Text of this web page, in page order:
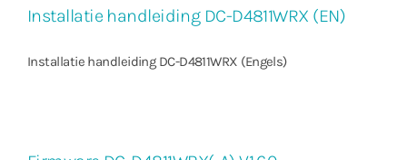
Installatie handleiding DC-D4811WRX (EN)
Installatie handleiding DC-D4811WRX (Engels)